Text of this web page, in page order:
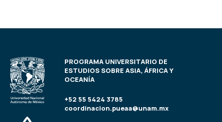
PROGRAMA UNIVERSITARIO DE
ESTUDIOS SOBRE ASIA, ÁFRICA Y
OCEANÍA
+52 55 5424 3785
coordinacion.pueaa@unam.mx